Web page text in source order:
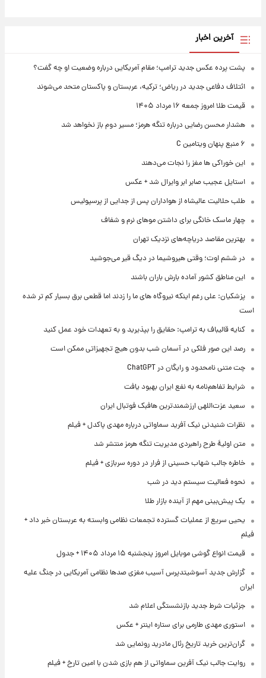
آخرین اخبار
پشت پرده عکس جدید ترامپ؛ مقام آمریکایی درباره وضعیت او چه گفت؟
ائتلاف دفاعی جدید در ریاض؛ ترکیه، عربستان و پاکستان متحد می‌شوند
قیمت طلا امروز جمعه ۱۶ مرداد ۱۴۰۵
هشدار محسن رضایی درباره تنگه هرمز؛ مسیر دوم باز نخواهد شد
۶ منبع پنهان ویتامین C
این خوراکی ها مغز را نجات می‌دهند
استایل عجیب صابر ابر وایرال شد + عکس
طلب حلالیت عالیشاه از هواداران پس از جدایی از پرسپولیس
چهار ماسک خانگی برای داشتن موهای نرم و شفاف
بهترین مقاصد دریاچه‌های نزدیک تهران
در ششم اوت؛ وقتی هیروشیما در دیگ قیر می‌جوشید
این مناطق کشور آماده بارش باران باشند
پزشکیان: علی رغم اینکه نیروگاه های ما را زدند اما قطعی برق بسیار کم تر شده
است
کنایه قالیباف به ترامپ: حقایق را بپذیرید و به تعهدات خود عمل کنید
رصد این صور فلکی در آسمان شب بدون هیچ تجهیزاتی ممکن است
چت متنی نامحدود و رایگان در ChatGPT
شرایط تفاهم‌نامه به نفع ایران بهبود یافت
سعید عزت‌اللهی ارزشمندترین هافبک فوتبال ایران
نظرات شنیدنی نیک آفرید سماواتی درباره مهدی پاکدل + فیلم
متن اولیۀ طرح راهبردی مدیریت تنگه هرمز منتشر شد
خاطره جالب شهاب حسینی از فرار در دوره سربازی + فیلم
نحوه فعالیت سیستم دید در شب
یک پیش‌بینی مهم از آینده بازار طلا
یحیی سریع از عملیات گسترده تجمعات نظامی وابسته به عربستان خبر داد +
فیلم
قیمت انواع گوشی موبایل امروز پنجشنبه ۱۵ مرداد ۱۴۰۵ + جدول
گزارش جدید آسوشیتدپرس آسیب مغزی صدها نظامی آمریکایی در جنگ علیه
ایران
جزئیات شرط جدید بازنشستگی اعلام شد
استوری مهدی طارمی برای ستاره اینتر + عکس
گران‌ترین خرید تاریخ رئال مادرید رونمایی شد
روایت جالب نیک آفرین سماواتی از هم بازی شدن با امین تارخ + فیلم